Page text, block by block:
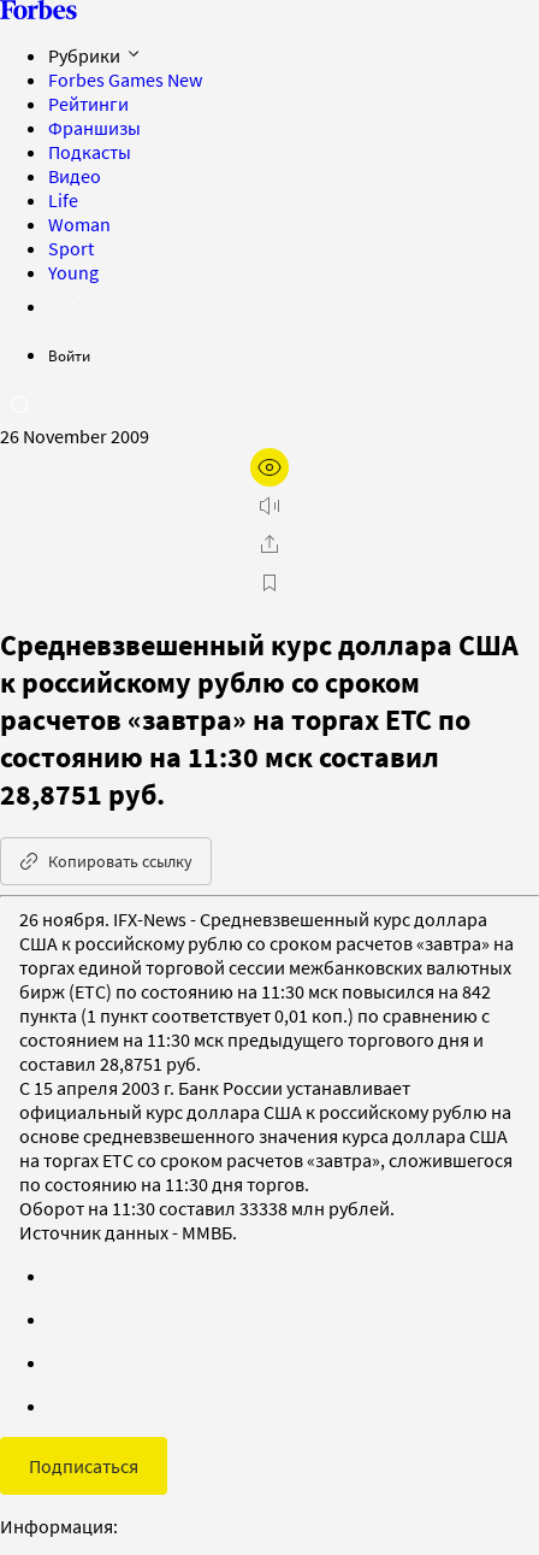
Рубрики
Forbes Games New
Рейтинги
Франшизы
Подкасты
Видео
Life
Woman
Sport
Young
Войти
26 November 2009
Средневзвешенный курс доллара США
к российскому рублю со сроком
расчетов «завтра» на торгах ETC по
состоянию на 11:30 мск составил
28,8751 руб.
Копировать ссылку
26 ноября. IFX-News - Средневзвешенный курс доллара
США к российскому рублю со сроком расчетов «завтра» на
торгах единой торговой сессии межбанковских валютных
бирж (ETC) по состоянию на 11:30 мск повысился на 842
пункта (1 пункт соответствует 0,01 коп.) по сравнению с
состоянием на 11:30 мск предыдущего торгового дня и
составил 28,8751 руб.
С 15 апреля 2003 г. Банк России устанавливает
официальный курс доллара США к российскому рублю на
основе средневзвешенного значения курса доллара США
на торгах ETC со сроком расчетов «завтра», сложившегося
по состоянию на 11:30 дня торгов.
Оборот на 11:30 составил 33338 млн рублей.
Источник данных - ММВБ.
Подписаться
Информация: